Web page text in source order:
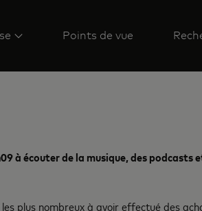
Points de vue
à écouter de la musique, des
plus nombreux à avoir effectué des